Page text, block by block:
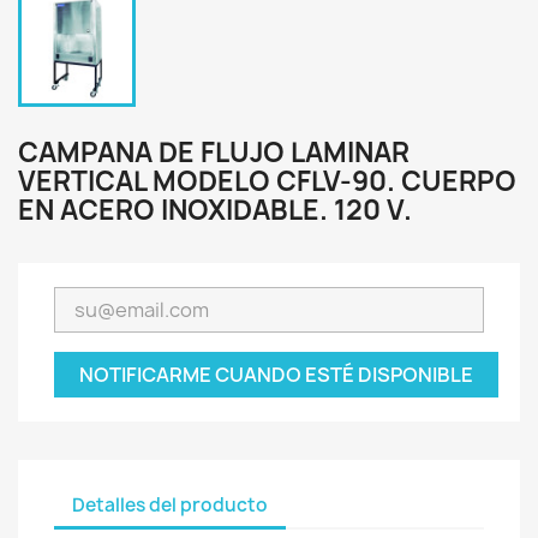
CAMPANA DE FLUJO LAMINAR
VERTICAL MODELO CFLV-90. CUERPO
EN ACERO INOXIDABLE. 120 V.
NOTIFICARME CUANDO ESTÉ DISPONIBLE
Detalles del producto